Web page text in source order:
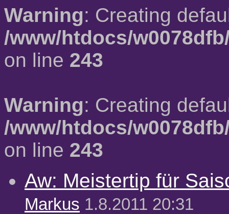
Warning: Creating
/www/htdocs/
on line 243
Warning: Creating
/www/htdocs/
on line 243
Aw: Meistertip für
Markus 1.8.2011 20:31